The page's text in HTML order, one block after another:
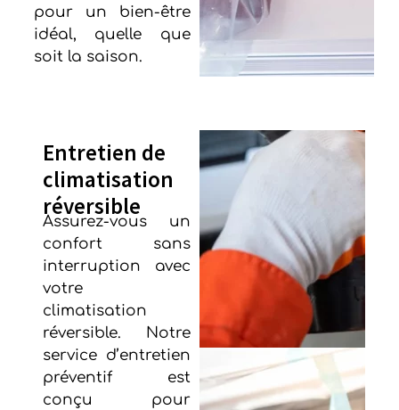
pour un bien-être
idéal, quelle que
soit la saison.
Entretien de
climatisation
réversible
Assurez-vous un
confort sans
interruption avec
votre
climatisation
réversible. Notre
service d’entretien
préventif est
conçu pour